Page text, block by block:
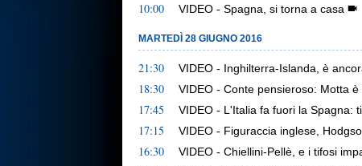
10:00 VIDEO - Spagna, si torna a casa
MARTEDÌ 28 GIUGNO 2016
21:30 VIDEO - Inghilterra-Islanda, è
18:30 VIDEO - Conte pensieroso: Motta
17:45 VIDEO - L'Italia fa fuori la Spagna:
17:15 VIDEO - Figuraccia inglese,
16:30 VIDEO - Chiellini-Pellè, e i tifosi